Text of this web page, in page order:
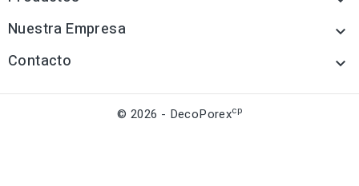
Nuestra Empresa 
Contacto 
© 2026 - DecoPorexcp